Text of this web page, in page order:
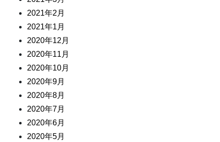
2021年2月
2021年1月
2020年12月
2020年11月
2020年10月
2020年9月
2020年8月
2020年7月
2020年6月
2020年5月